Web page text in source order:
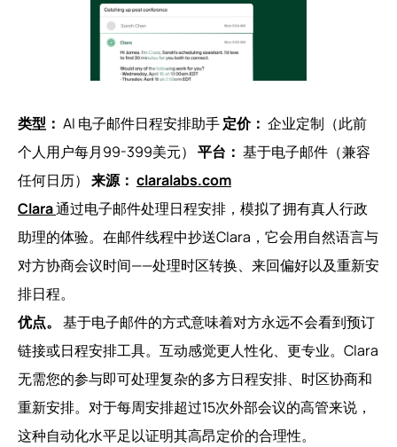
类型： AI 电子邮件日程安排助手定价： 企业定制（此前
个人用户每月99-399美元） 平台： 基于电子邮件（兼容
任何日历） 来源： claralabs.com
Clara通过电子邮件处理日程安排，模拟了拥有真人行政
助理的体验。在邮件线程中抄送Clara，它会用自然语言与
对方协商会议时间——处理时区转换、来回偏好以及重新安
排日程。
优点。 基于电子邮件的方式意味着对方永远不会看到预订
链接或日程安排工具。互动感觉更人性化、更专业。Clara
无需您的参与即可处理复杂的多方日程安排、时区协商和
重新安排。对于每周安排超过15次外部会议的高管来说，
这种自动化水平足以证明其高昂定价的合理性。